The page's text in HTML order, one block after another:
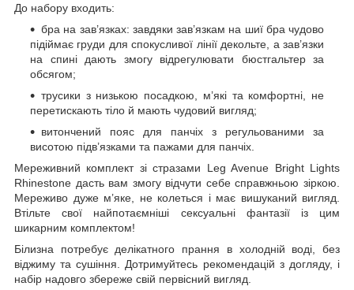
До набору входить:
бра на зав’язках: завдяки зав’язкам на шиї бра чудово
підіймає груди для спокусливої лінії декольте, а зав’язки
на спині дають змогу відрегулювати бюстгальтер за
обсягом;
трусики з низькою посадкою, м’які та комфортні, не
перетискають тіло й мають чудовий вигляд;
витончений пояс для панчіх з регульованими за
висотою підв’язками та пажами для панчіх.
Мереживний комплект зі стразами Leg Avenue Bright Lights
Rhinestone дасть вам змогу відчути себе справжньою зіркою.
Мереживо дуже м’яке, не колеться і має вишуканий вигляд.
Втільте свої найпотаємніші сексуальні фантазії із цим
шикарним комплектом!
Білизна потребує делікатного прання в холодній воді, без
віджиму та сушіння. Дотримуйтесь рекомендацій з догляду, і
набір надовго збереже свій первісний вигляд.